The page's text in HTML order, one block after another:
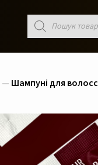
Пошук
товарів
— Шампуні для